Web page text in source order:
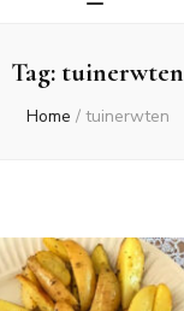
Tag: tuinerwten
Home / tuinerwten